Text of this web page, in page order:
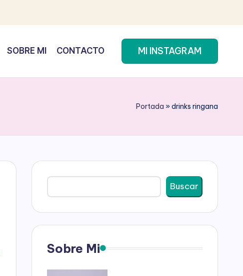
SOBRE MI CONTACTO MI INSTAGRAM
Portada »drinks ringana
Buscar
Buscar
Sobre Mi